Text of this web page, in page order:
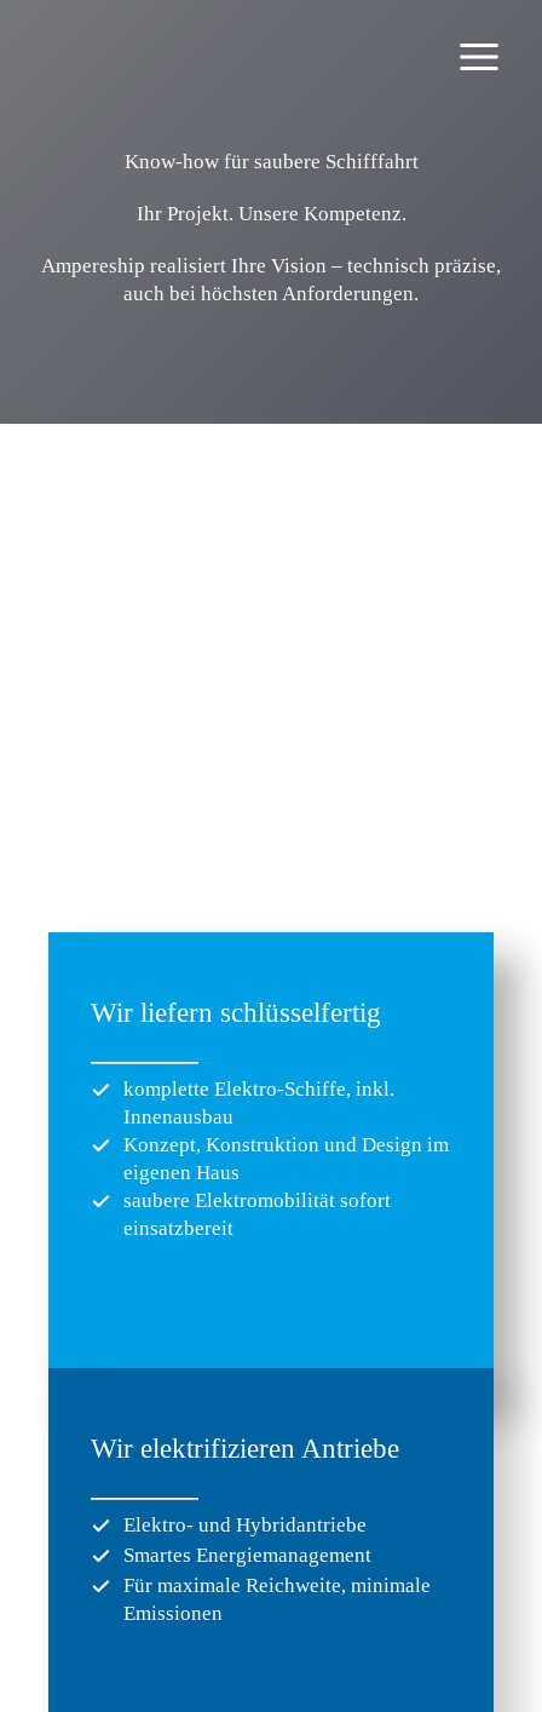
Know-how für saubere Schifffahrt
Ihr Projekt. Unsere Kompetenz.
Ampereship realisiert Ihre Vision – technisch präzise,
auch bei höchsten Anforderungen.
Wir liefern schlüsselfertig
komplette Elektro-Schiffe, inkl.
Innenausbau
Konzept, Konstruktion und Design im
eigenen Haus
saubere Elektromobilität sofort
einsatzbereit
Wir elektrifizieren Antriebe
Elektro- und Hybridantriebe
Smartes Energiemanagement
Für maximale Reichweite, minimale
Emissionen